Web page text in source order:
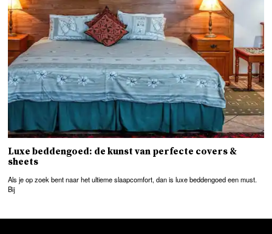
Luxe beddengoed: de kunst van perfecte covers &
sheets
Als je op zoek bent naar het ultieme slaapcomfort, dan is luxe beddengoed een must.
Bij